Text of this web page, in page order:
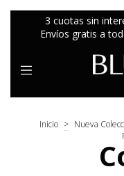
3 cuotas sin
Envíos gratis a
Inicio > Nueva